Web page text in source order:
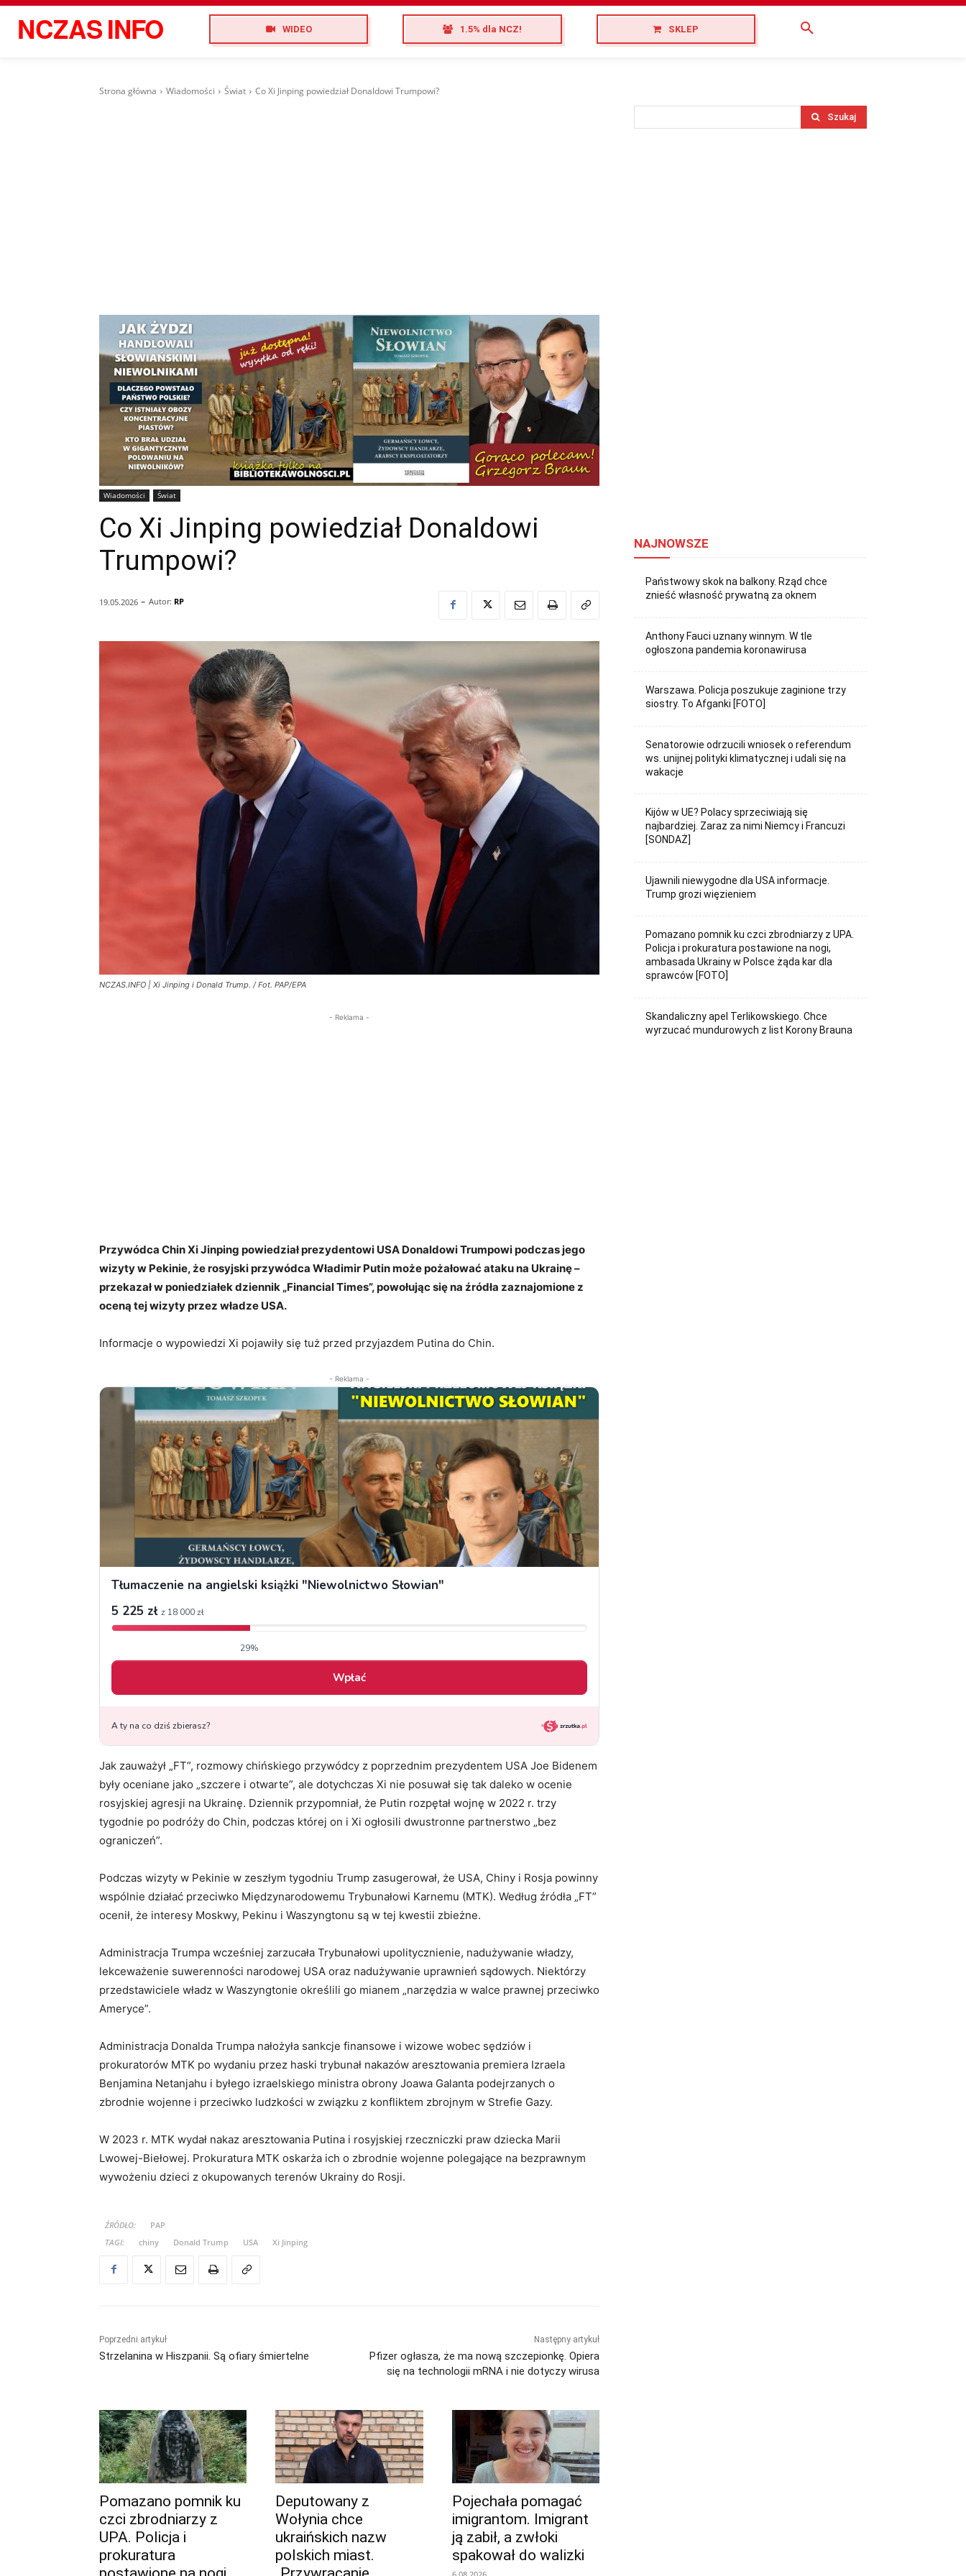
NCZASINFO WIDEO 1.5% dla NCZ! SKLEP
Strona główna Wiadomości Świat Co Xi Jinping powiedział Donaldowi Trumpowi?
Wiadomości Świat
Co Xi Jinping powiedział Donaldowi
Trumpowi?
19.05.2026 - Autor: RP
NCZAS.INFO | Xi Jinping i Donald Trump. / Fot. PAP/EPA
- Reklama -
Przywódca Chin Xi Jinping powiedział prezydentowi USA Donaldowi Trumpowi podczas jego
wizyty w Pekinie, że rosyjski przywódca Władimir Putin może pożałować ataku na Ukrainę –
przekazał w poniedziałek dziennik „Financial Times”, powołując się na źródła zaznajomione z
oceną tej wizyty przez władze USA.
Informacje o wypowiedzi Xi pojawiły się tuż przed przyjazdem Putina do Chin.
- Reklama -
Jak zauważył „FT”, rozmowy chińskiego przywódcy z poprzednim prezydentem USA Joe Bidenem
były oceniane jako „szczere i otwarte”, ale dotychczas Xi nie posuwał się tak daleko w ocenie
rosyjskiej agresji na Ukrainę. Dziennik przypomniał, że Putin rozpętał wojnę w 2022 r. trzy
tygodnie po podróży do Chin, podczas której on i Xi ogłosili dwustronne partnerstwo „bez
ograniczeń”.
Podczas wizyty w Pekinie w zeszłym tygodniu Trump zasugerował, że USA, Chiny i Rosja powinny
wspólnie działać przeciwko Międzynarodowemu Trybunałowi Karnemu (MTK). Według źródła „FT”
ocenił, że interesy Moskwy, Pekinu i Waszyngtonu są w tej kwestii zbieżne.
Administracja Trumpa wcześniej zarzucała Trybunałowi upolitycznienie, nadużywanie władzy,
lekceważenie suwerenności narodowej USA oraz nadużywanie uprawnień sądowych. Niektórzy
przedstawiciele władz w Waszyngtonie określili go mianem „narzędzia w walce prawnej przeciwko
Ameryce”.
Administracja Donalda Trumpa nałożyła sankcje finansowe i wizowe wobec sędziów i
prokuratorów MTK po wydaniu przez haski trybunał nakazów aresztowania premiera Izraela
Benjamina Netanjahu i byłego izraelskiego ministra obrony Joawa Galanta podejrzanych o
zbrodnie wojenne i przeciwko ludzkości w związku z konfliktem zbrojnym w Strefie Gazy.
W 2023 r. MTK wydał nakaz aresztowania Putina i rosyjskiej rzeczniczki praw dziecka Marii
Lwowej-Biełowej. Prokuratura MTK oskarża ich o zbrodnie wojenne polegające na bezprawnym
wywożeniu dzieci z okupowanych terenów Ukrainy do Rosji.
ŹRÓDŁO:
PAP
TAGI:
chiny Donald Trump USA Xi Jinping
Poprzedni artykuł
Strzelanina w Hiszpanii. Są ofiary śmiertelne
Następny artykuł
Pfizer ogłasza, że ma nową szczepionkę. Opiera
się na technologii mRNA i nie dotyczy wirusa
Pomazano pomnik ku
czci zbrodniarzy z
UPA. Policja i
prokuratura
Deputowany z
Wołynia chce
ukraińskich nazw
polskich miast.
Pojechała pomagać
imigrantom. Imigrant
ją zabił, a zwłoki
spakował do walizki
Szukaj
NAJNOWSZE
Państwowy skok na balkony. Rząd chce
znieść własność prywatną za oknem
Anthony Fauci uznany winnym. W tle
ogłoszona pandemia koronawirusa
Warszawa. Policja poszukuje zaginione trzy
siostry. To Afganki [FOTO]
Senatorowie odrzucili wniosek o referendum
ws. unijnej polityki klimatycznej i udali się na
wakacje
Kijów w UE? Polacy sprzeciwiają się
najbardziej. Zaraz za nimi Niemcy i Francuzi
[SONDAŻ]
Ujawnili niewygodne dla USA informacje.
Trump grozi więzieniem
Pomazano pomnik ku czci zbrodniarzy z UPA.
Policja i prokuratura postawione na nogi,
ambasada Ukrainy w Polsce żąda kar dla
sprawców [FOTO]
Skandaliczny apel Terlikowskiego. Chce
wyrzucać mundurowych z list Korony Brauna